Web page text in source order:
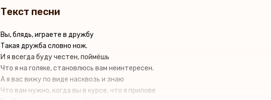
Текст песни
Вы, блядь, играете в дружбу
Такая дружба словно нож.
И я всегда буду честен, поймёшь
Что я на голяке, становлюсь вам неинтересен.
А я вас вижу по виде насквозь и знаю
Что вам нужно, когда вы в курсе, что я прилове